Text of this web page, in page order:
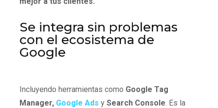
Se integra sin problemas
con el ecosistema de
Google
Incluyendo herramientas como Google Tag
Manager, Google Ads y Search Console. Es la